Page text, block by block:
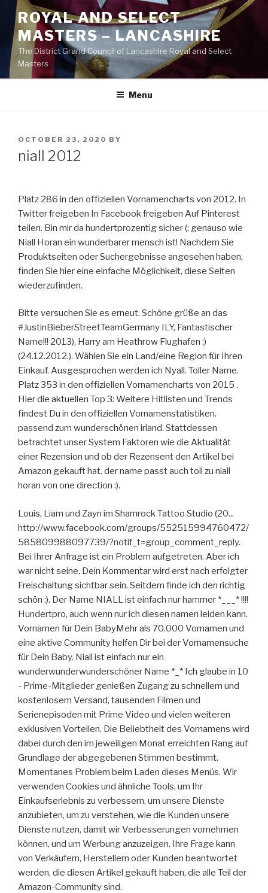
Skip
content
ROYAL AND SELECT
MASTERS – LANCASHIRE
The District Grand Council of Lancashire Royal and Select
Masters
Menu
POSTED
ON
OCTOBER 23, 2020 BY
niall 2012
Platz 286 in den offiziellen Vornamencharts von 2012. In
Twitter freigeben In Facebook freigeben Auf Pinterest
teilen. Bin mir da hundertprozentig sicher (: genauso wie
Niall Horan ein wunderbarer mensch ist! Nachdem Sie
Produktseiten oder Suchergebnisse angesehen haben,
finden Sie hier eine einfache Möglichkeit, diese Seiten
wiederzufinden.
Bitte versuchen Sie es erneut. Schöne grüße an das
#JustinBieberStreetTeamGermany ILY, Fantastischer
Name!!! 2013), Harry am Heathrow Flughafen :)
(24.12.2012.). Wählen Sie ein Land/eine Region für Ihren
Einkauf. Ausgesprochen werden ich Nyall. Toller Name.
Platz 353 in den offiziellen Vornamencharts von 2015 .
Hier die aktuellen Top 3: Weitere Hitlisten und Trends
findest Du in den offiziellen Vornamenstatistiken.
passend zum wunderschönen irland. Stattdessen
betrachtet unser System Faktoren wie die Aktualität
einer Rezension und ob der Rezensent den Artikel bei
Amazon gekauft hat. der name passt auch toll zu niall
horan von one direction :).
Louis, Liam und Zayn im Shamrock Tattoo Studio (20...
http://www.facebook.com/groups/552515994760472/
585809988097739/?notif_t=group_comment_reply.
Bei Ihrer Anfrage ist ein Problem aufgetreten. Aber ich
war nicht seine. Dein Kommentar wird erst nach erfolgter
Freischaltung sichtbar sein. Seitdem finde ich den richtig
schön :). Der Name NIALL ist einfach nur hammer *___* !!!!
Hundertpro, auch wenn nur ich diesen namen leiden kann.
Vornamen für Dein BabyMehr als 70.000 Vornamen und
eine aktive Community helfen Dir bei der Vornamensuche
für Dein Baby. Niall ist einfach nur ein
wunderwunderwunderschöner Name *_* Ich glaube in 10
- Prime-Mitglieder genießen Zugang zu schnellem und
kostenlosem Versand, tausenden Filmen und
Serienepisoden mit Prime Video und vielen weiteren
exklusiven Vorteilen. Die Beliebtheit des Vornamens wird
dabei durch den im jeweiligen Monat erreichten Rang auf
Grundlage der abgegebenen Stimmen bestimmt.
Momentanes Problem beim Laden dieses Menüs. Wir
verwenden Cookies und ähnliche Tools, um Ihr
Einkaufserlebnis zu verbessern, um unsere Dienste
anzubieten, um zu verstehen, wie die Kunden unsere
Dienste nutzen, damit wir Verbesserungen vornehmen
können, und um Werbung anzuzeigen. Ihre Frage kann
von Verkäufern, Herstellern oder Kunden beantwortet
werden, die diesen Artikel gekauft haben, die alle Teil der
Amazon-Community sind.